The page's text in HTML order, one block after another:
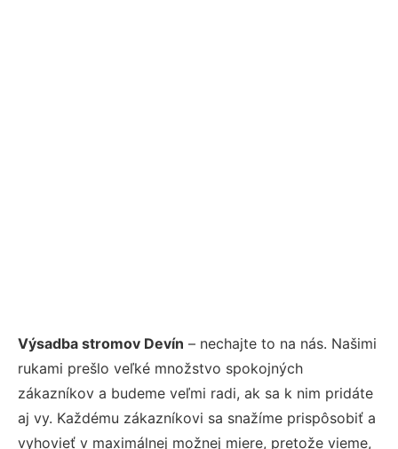
Výsadba stromov Devín – nechajte to na nás. Našimi
rukami prešlo veľké množstvo spokojných
zákazníkov a budeme veľmi radi, ak sa k nim pridáte
aj vy. Každému zákazníkovi sa snažíme prispôsobiť a
vyhovieť v maximálnej možnej miere, pretože vieme,